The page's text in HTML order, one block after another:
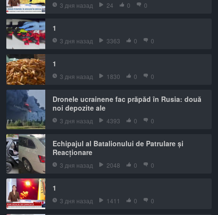
3 дня назад 24 0 0
1
3 дня назад 3363 0 0
1
3 дня назад 1830 0 0
Dronele ucrainene fac prăpăd în Rusia: două
noi depozite ale
3 дня назад 4393 0 0
Echipajul al Batalionului de Patrulare și
Reacționare
3 дня назад 2048 0 0
1
3 дня назад 1411 0 0